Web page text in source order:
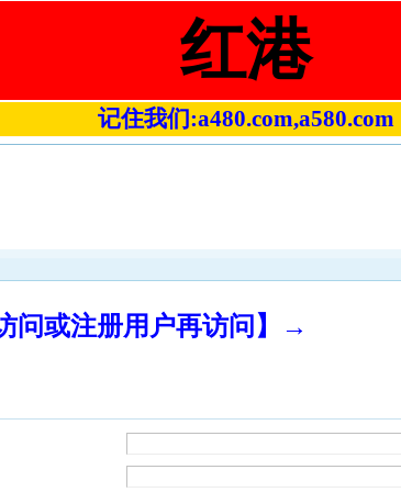
红港
记住我们:a480.com,a580.com
问或注册用户再访问】→